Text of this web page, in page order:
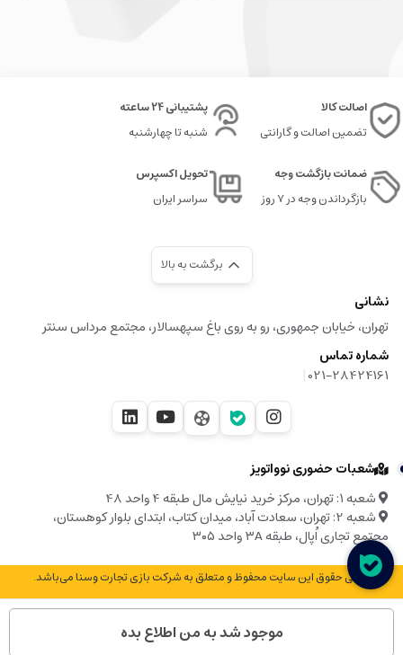
موجود شد به من اطلاع بده
اصالت کالا
تضمین اصالت و گارانتی
پشتیبانی 24 ساعته
شنبه تا چهارشنبه
ضمانت بازگشت وجه
بازگرداندن وجه در ۷ روز
تحویل اکسپرس
سراسر ایران
برگشت به بالا
نشانی
تهران، خیابان جمهوری، رو به روی باغ سپهسالار، مجتمع مرداس سنتر
شماره تماس
021-28424161
|
شعبات حضوری نوواتویز
شعبه ۱: تهران، مرکز خرید نیایش مال طبقه 4 واحد 48
شعبه 2: تهران، سعادت آباد، میدان کتاب، ابتدای بلوار کوهستان،
مجتمع تجاری اُپال، طبقه ۳A واحد ۳۰۵
© تمامی حقوق این سایت محفوظ و متعلق به شرکت بازی تجارت وسنا می‌باشد.